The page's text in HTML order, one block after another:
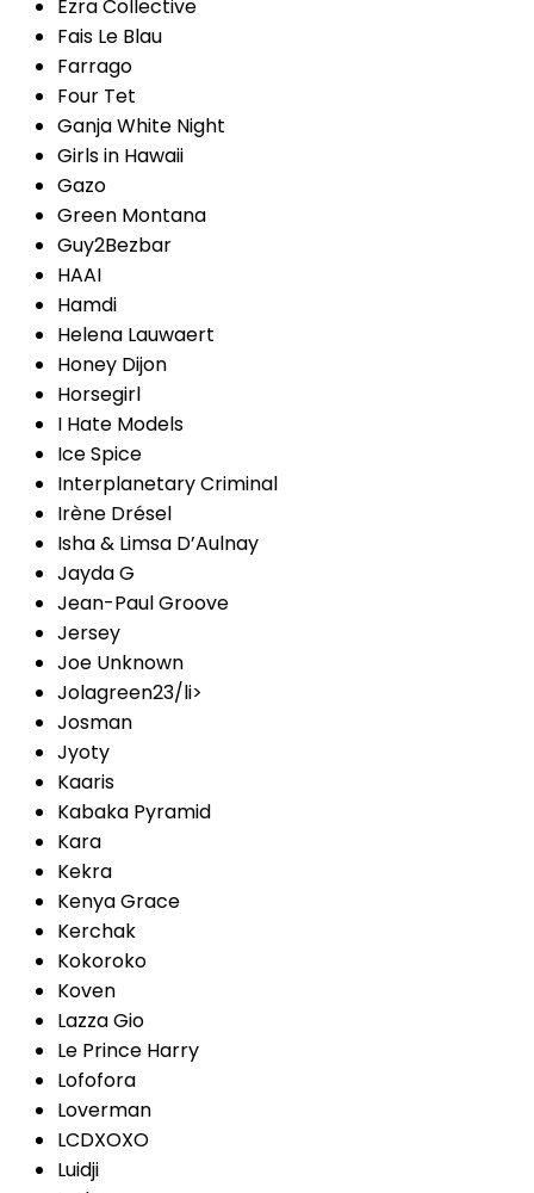
Ezra Collective
Fais Le Blau
Farrago
Four Tet
Ganja White Night
Girls in Hawaii
Gazo
Green Montana
Guy2Bezbar
HAAI
Hamdi
Helena Lauwaert
Honey Dijon
Horsegirl
I Hate Models
Ice Spice
Interplanetary Criminal
Irène Drésel
Isha & Limsa D’Aulnay
Jayda G
Jean-Paul Groove
Jersey
Joe Unknown
Jolagreen23/li>
Josman
Jyoty
Kaaris
Kabaka Pyramid
Kara
Kekra
Kenya Grace
Kerchak
Kokoroko
Koven
Lazza Gio
Le Prince Harry
Lofofora
Loverman
LCDXOXO
Luidji